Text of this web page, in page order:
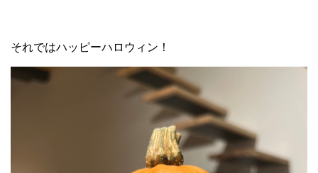
それではハッピーハロウィン！